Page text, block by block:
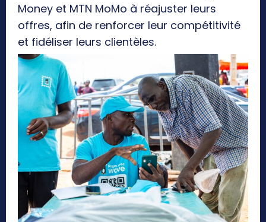
Money et MTN MoMo à réajuster leurs
offres, afin de renforcer leur compétitivité
et fidéliser leurs clientèles.